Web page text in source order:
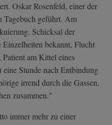
Oskar Rosenfeld, einer der
Tagebuch geführt. Am
Schicksal der
Einzelheiten bekannt, Flucht
am Kittel eines
Stunde nach Entbindung
irrend durch die Gassen,
zusammen."
immer mehr zu einer